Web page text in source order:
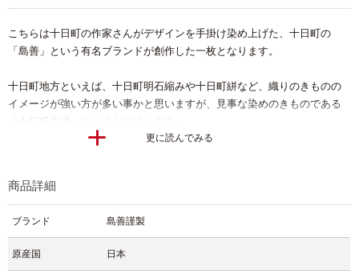
こちらは十日町の作家さんがデザインを手掛け染め上げた、十日町の
「島善」という有名ブランドが創作した一枚となります。
十日町地方といえば、十日町明石縮みや十日町絣など、織りのきものの
イメージが強い方が多い事かと思いますが、見事な染めのきものである
島善さんは、数々の賞を受賞されている染元として有名で雑誌でも度々
今回は深みのある黒地にモダンなタッチで松や梅、裾には波模様が描か
色のトーンを抑えた落ち着きのある雰囲気となっており、また波の部分
な柄ゆきです。
更に読んでみる
商品詳細
ブランド 島善謹製
原産国 日本